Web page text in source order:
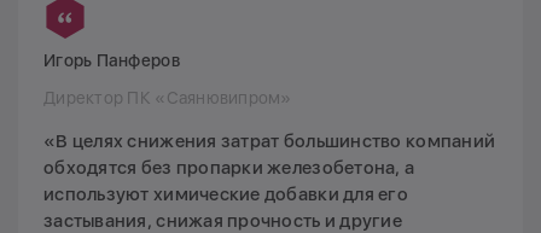
Игорь Панферов
Директор ПК «Саянювипром»
«В целях снижения затрат большинство компаний
обходятся без пропарки железобетона, а
используют химические добавки для его
застывания, снижая прочность и другие